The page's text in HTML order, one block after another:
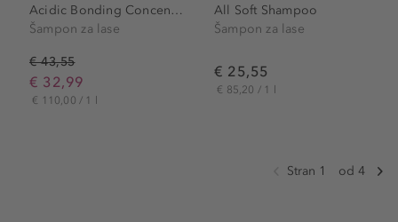
Acidic Bonding Concentrate...
Šampon za lase
€ 43,55
€ 32,99
€ 110,00 / 1 l
All Soft Shampoo
Šampon za lase
€ 25,55
€ 85,20 / 1 l
Stran 1 od 4